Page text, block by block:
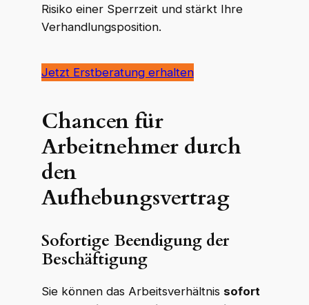
Risiko einer Sperrzeit und stärkt Ihre
Verhandlungsposition.
Jetzt Erstberatung erhalten
Chancen für
Arbeitnehmer durch
den
Aufhebungsvertrag
Sofortige Beendigung der
Beschäftigung
Sie können das Arbeitsverhältnis sofort